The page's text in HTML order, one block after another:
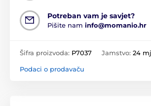
Potreban vam je savjet?
Pišite nam info@momanio.hr
Šifra proizvoda: P7037 Jamstvo: 24
Podaci o prodavaču